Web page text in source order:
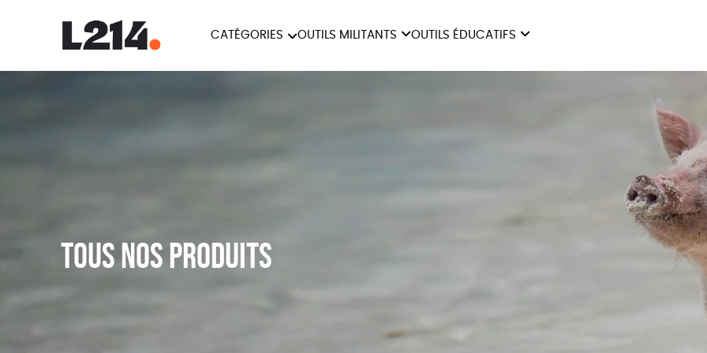
CATÉGORIES OUTILS MILITANTS OUTILS ÉDUCATIFS
Tous nos produits